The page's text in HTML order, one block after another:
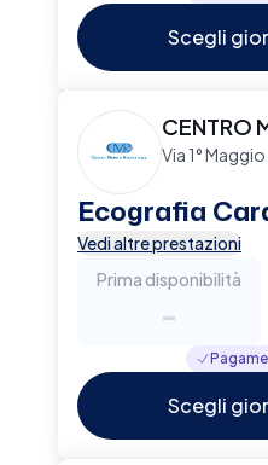
Scegli
CENTRO
Via 1°
Ecografia
Vedi altre prestazioni
Prima disponibilità
-
Scegli